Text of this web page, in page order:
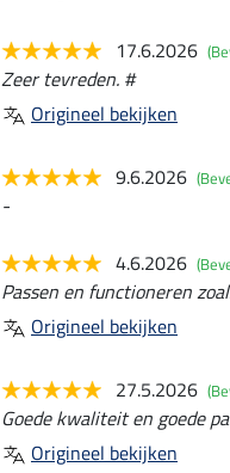
17.6.2026
Zeer tevreden. #
Origineel bekijken
9.6.2026
-
4.6.2026
Passen en functioneren
Origineel bekijken
27.5.2026
Goede kwaliteit en goede
Origineel bekijken